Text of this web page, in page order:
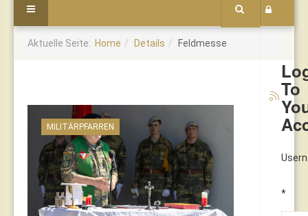
To
*
Aktuelle Seite: Home Details Feldmesse
MILITÄRPFARREN